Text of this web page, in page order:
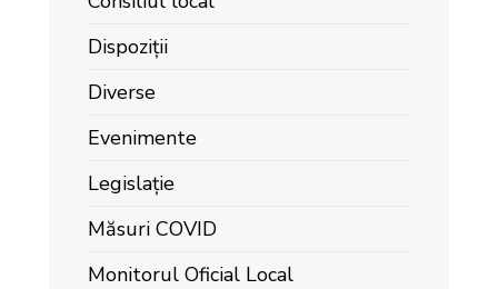
Dispoziții
Diverse
Evenimente
Legislație
Măsuri COVID
Monitorul Oficial Local